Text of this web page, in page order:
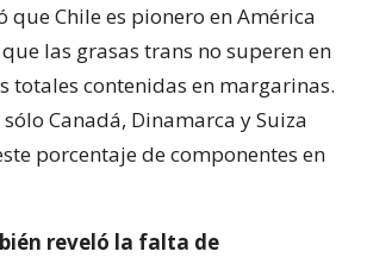
que Chile es pionero en América
las grasas trans no superen en
totales contenidas en margarinas.
Canadá, Dinamarca y Suiza
porcentaje de componentes en
reveló la falta de